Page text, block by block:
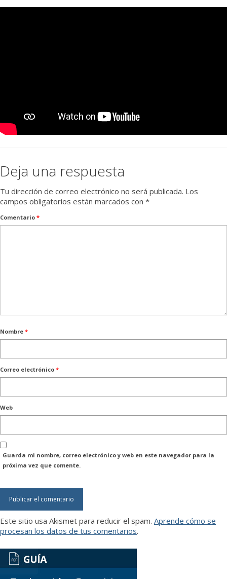
Deja una respuesta
Tu dirección de correo electrónico no será publicada. Los
campos obligatorios están marcados con *
Comentario *
Nombre *
Correo electrónico *
Web
Guarda mi nombre, correo electrónico y web en este navegador para la
próxima vez que comente.
Este sitio usa Akismet para reducir el spam. Aprende cómo se
procesan los datos de tus comentarios.